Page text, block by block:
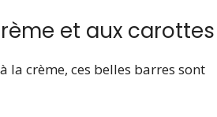
et aux carottes
crème, ces belles barres sont